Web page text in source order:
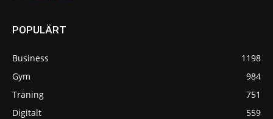
POPULÄRT
Business
1198
Gym
984
Träning
751
Digitalt
559